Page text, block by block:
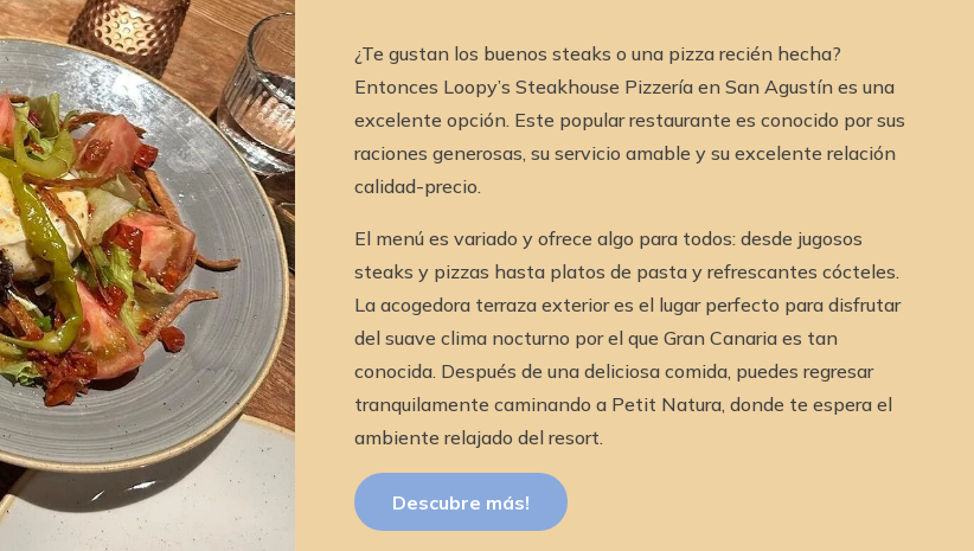
¿Te gustan los buenos steaks o una pizza recién hecha?
Entonces Loopy’s Steakhouse Pizzería en San Agustín es una
excelente opción. Este popular restaurante es conocido por sus
raciones generosas, su servicio amable y su excelente relación
calidad-precio.
El menú es variado y ofrece algo para todos: desde jugosos
steaks y pizzas hasta platos de pasta y refrescantes cócteles.
La acogedora terraza exterior es el lugar perfecto para disfrutar
del suave clima nocturno por el que Gran Canaria es tan
conocida. Después de una deliciosa comida, puedes regresar
tranquilamente caminando a Petit Natura, donde te espera el
ambiente relajado del resort.
Descubre más!